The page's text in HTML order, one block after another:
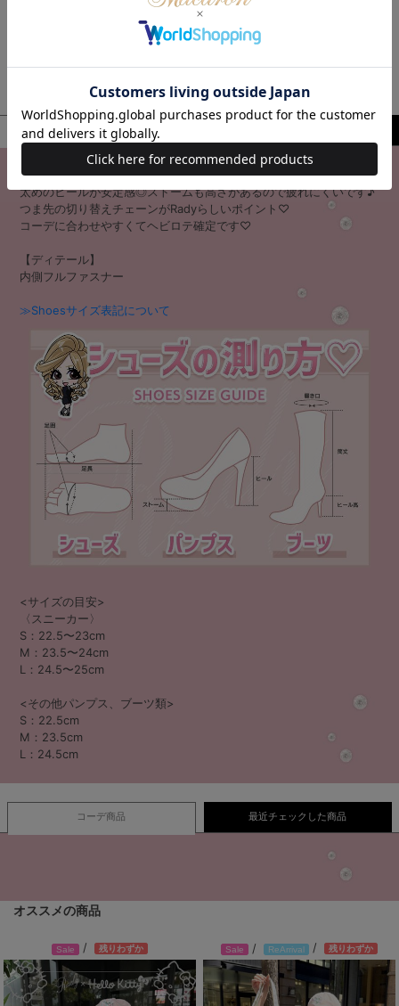
商品説明
スタイル盛れ抜群♡美脚見えショートブーツ♡
太めのヒールが安定感◎ストームも高さがあるので疲れにくいです♪
つま先の切り替えチェーンがRadyらしいポイント♡
コーデに合わせやすくてヘビロテ確定です♡
【ディテール】
内側フルファスナー
≫Shoesサイズ表記について
<サイズの目安>
〈スニーカー〉
S：22.5〜23cm
M：23.5〜24cm
L：24.5〜25cm
<その他パンプス、ブーツ類>
S：22.5cm
M：23.5cm
L：24.5cm
コーデ商品 最近チェックした商品
オススメの商品
Sale / 残りわずか Sale / ReArrival / 残りわずか